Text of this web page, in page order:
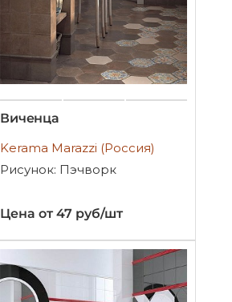
Виченца
Kerama Marazzi (Россия)
Рисунок: Пэчворк
Цена от 47 руб/шт